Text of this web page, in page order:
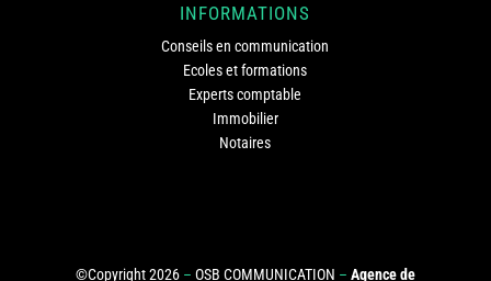
INFORMATIONS
Conseils en communication
Ecoles et formations
Experts comptable
Immobilier
Notaires
©Copyright 2026 – OSB COMMUNICATION – Agence de